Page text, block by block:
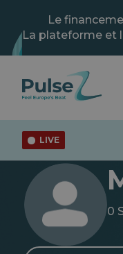
main
content
Le
La plateforme et
LIVE
0